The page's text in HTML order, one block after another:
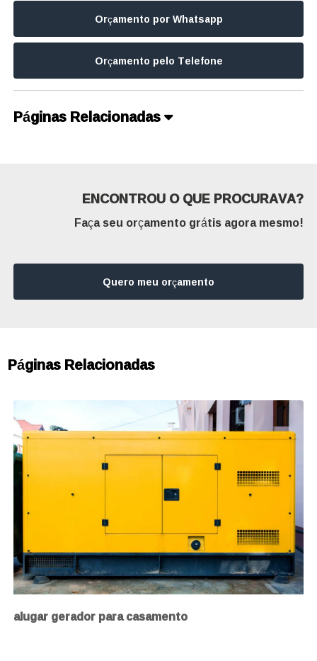
Orçamento por Whatsapp
Orçamento pelo Telefone
Páginas Relacionadas
ENCONTROU O QUE PROCURAVA?
Faça seu orçamento grátis agora mesmo!
Quero meu orçamento
Páginas Relacionadas
alugar gerador para casamento